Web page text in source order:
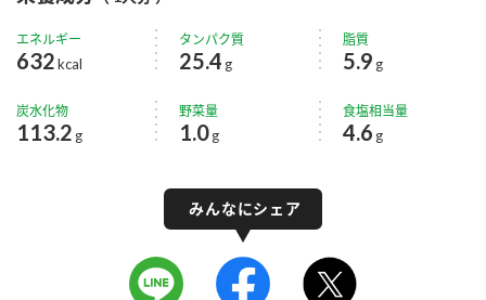
エネルギー
632kcal
タンパク質
25.4 g
脂質
5.9 g
炭水化物
113.2 g
野菜量
1.0g
食塩相当量
4.6 g